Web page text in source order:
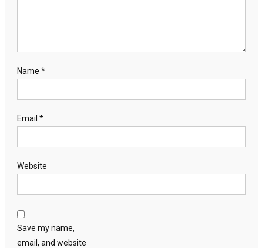
Name *
Email *
Website
Save my name,
email, and website